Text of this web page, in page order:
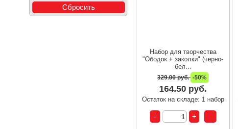
Набор для творчества
"Ободок + заколки" (черно-
бел...
329.00 руб. -50%
164.50 руб.
Остаток на складе: 1 набор